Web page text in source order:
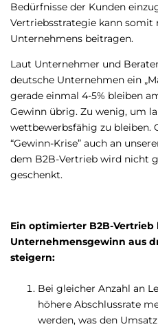
Bedürfnisse der Kunden
Vertriebsstrategie kann
Unternehmens beitragen.
Laut Unternehmer und
deutsche Unternehmen ein
gerade einmal 4-5% bleiben
Gewinn übrig. Zu wenig, um
wettbewerbsfähig zu bleiben.
“Gewinn-Krise” auch an
dem B2B-Vertrieb wird nicht
geschenkt.
Ein optimierter B2B-Vertrieb
Unternehmensgewinn aus
steigern:
Bei gleicher Anzahl an
höhere Abschlussrate
werden, was den